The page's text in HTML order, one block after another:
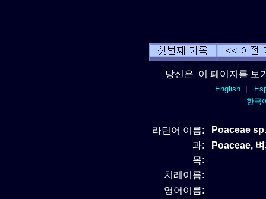
당신은 이 페이지를 보
English|
한국
라틴어 이름:
Poaceae
과:
Poaceae,
목:
치레이름:
영어이름: